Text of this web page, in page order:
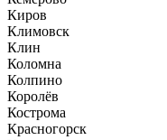
Киров
Климовск
Клин
Коломна
Колпино
Королёв
Кострома
Красногорск